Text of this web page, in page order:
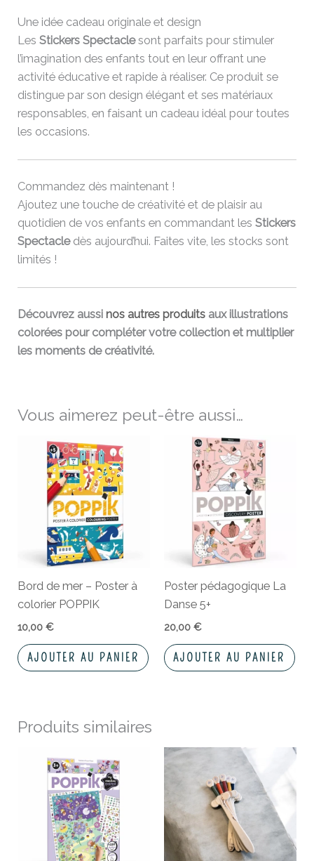
Une idée cadeau originale et design
LesStickers Spectaclesont parfaits pour stimuler
l’imagination des enfants tout en leur offrant une
activité éducative et rapide à réaliser. Ce produit se
distingue par son design élégant et ses matériaux
responsables, en faisant un cadeau idéal pour toutes
les occasions.
Commandez dès maintenant !
Ajoutez une touche de créativité et de plaisir au
quotidien de vos enfants en commandant lesStickers
Spectacledès aujourd’hui. Faites vite, les stocks sont
limités !
Découvrez aussinos autres produits aux illustrations
colorées pour compléter votre collection et multiplier
les moments de créativité.
Vous aimerez peut-être aussi…
Bord de mer – Poster à
colorier POPPIK
10,00€
AJOUTER AU PANIER
Poster pédagogique La
Danse 5+
20,00 €
AJOUTER AU PANIER
Produits similaires